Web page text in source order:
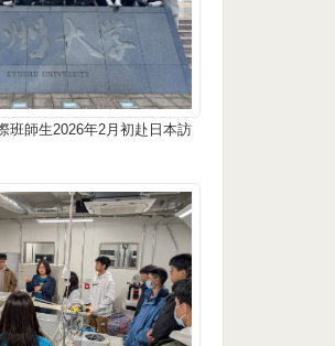
班師生2026年2月初赴日本訪